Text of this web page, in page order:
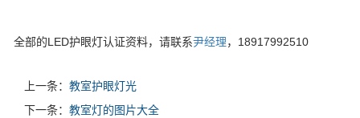
全部的LED护眼灯认证资料，请联系尹经理，18917992510
上一条： 教室护眼灯光
下一条： 教室灯的图片大全